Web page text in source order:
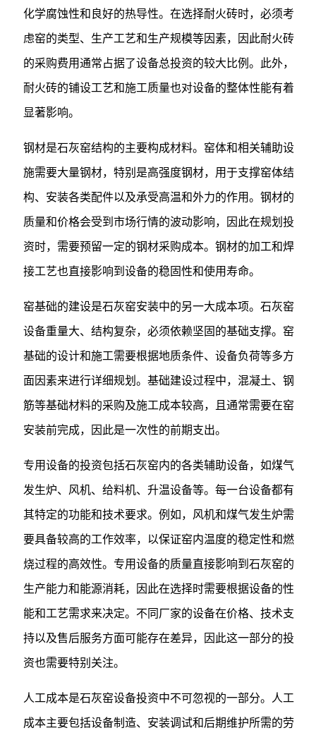
化学腐蚀性和良好的热导性。在选择耐火砖时，必须考
虑窑的类型、生产工艺和生产规模等因素，因此耐火砖
的采购费用通常占据了设备总投资的较大比例。此外，
耐火砖的铺设工艺和施工质量也对设备的整体性能有着
显著影响。
钢材是石灰窑结构的主要构成材料。窑体和相关辅助设
施需要大量钢材，特别是高强度钢材，用于支撑窑体结
构、安装各类配件以及承受高温和外力的作用。钢材的
质量和价格会受到市场行情的波动影响，因此在规划投
资时，需要预留一定的钢材采购成本。钢材的加工和焊
接工艺也直接影响到设备的稳固性和使用寿命。
窑基础的建设是石灰窑安装中的另一大成本项。石灰窑
设备重量大、结构复杂，必须依赖坚固的基础支撑。窑
基础的设计和施工需要根据地质条件、设备负荷等多方
面因素来进行详细规划。基础建设过程中，混凝土、钢
筋等基础材料的采购及施工成本较高，且通常需要在窑
安装前完成，因此是一次性的前期支出。
专用设备的投资包括石灰窑内的各类辅助设备，如煤气
发生炉、风机、给料机、升温设备等。每一台设备都有
其特定的功能和技术要求。例如，风机和煤气发生炉需
要具备较高的工作效率，以保证窑内温度的稳定性和燃
烧过程的高效性。专用设备的质量直接影响到石灰窑的
生产能力和能源消耗，因此在选择时需要根据设备的性
能和工艺需求来决定。不同厂家的设备在价格、技术支
持以及售后服务方面可能存在差异，因此这一部分的投
资也需要特别关注。
人工成本是石灰窑设备投资中不可忽视的一部分。人工
成本主要包括设备制造、安装调试和后期维护所需的劳